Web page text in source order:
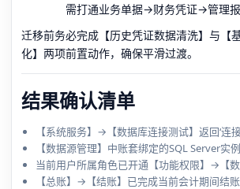
需打通业务单据→财务凭证→管理报
迁移前务必完成【历史凭证数据清洗】与【
化】两项前置动作，确保平滑过渡。
结果确认清单
【系统服务】→【数据库连接测试】返回‘连
【数据源管理】中账套绑定的SQL Server实
当前用户所属角色已开通【功能权限】→【数
【总账】→【结账】已完成当前会计期间结